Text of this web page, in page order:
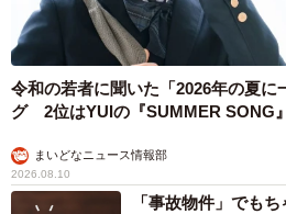
令和の若者に聞いた「2026年の夏に
グ 2位はYUIの『SUMMER SONG
まいどなニュース情報部
2026.08.10
「事故物件」でも